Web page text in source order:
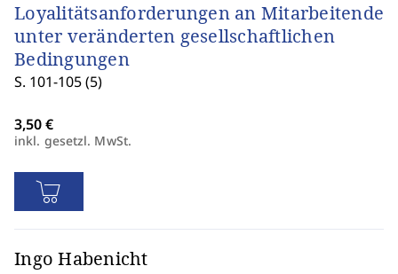
Loyalitätsanforderungen an Mitarbeitende
unter veränderten gesellschaftlichen
Bedingungen
S. 101-105 (5)
inkl. gesetzl. MwSt.
Ingo Habenicht